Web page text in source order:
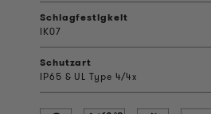
Schlagfestigkeit
IK07
Schutzart
IP65 & UL Type 4/4x